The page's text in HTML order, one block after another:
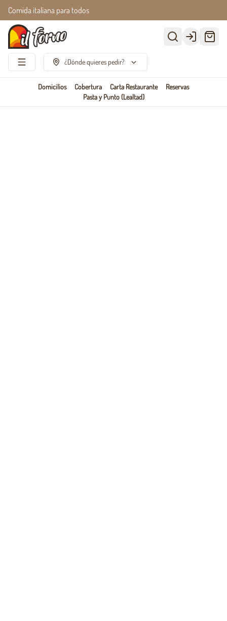
Comida italiana para todos
Login
¿Dónde quieres pedir?
Domicilios Cobertura Carta Restaurante
Reservas
Pasta y Punto (Lealtad)